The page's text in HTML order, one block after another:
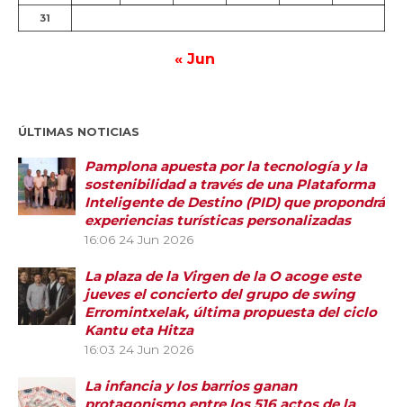
31
« Jun
ÚLTIMAS NOTICIAS
Pamplona apuesta por la tecnología y la
sostenibilidad a través de una Plataforma
Inteligente de Destino (PID) que propondrá
experiencias turísticas personalizadas
16:06 24 Jun 2026
La plaza de la Virgen de la O acoge este
jueves el concierto del grupo de swing
Erromintxelak, última propuesta del ciclo
Kantu eta Hitza
16:03 24 Jun 2026
La infancia y los barrios ganan